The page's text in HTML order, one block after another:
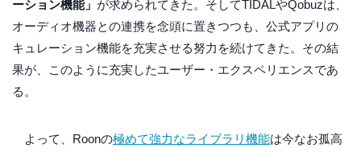
ーション機能」 が求められてきた。そしてTIDALやQobuzは、
オーディオ機器との連携を念頭に置きつつも、公式アプリの
キュレーション機能を充実させる努力を続けてきた。その結
果が、このように充実したユーザー・エクスペリエンスであ
る。
よって、Roonの極めて強力なライブラリ機能は今なお孤高